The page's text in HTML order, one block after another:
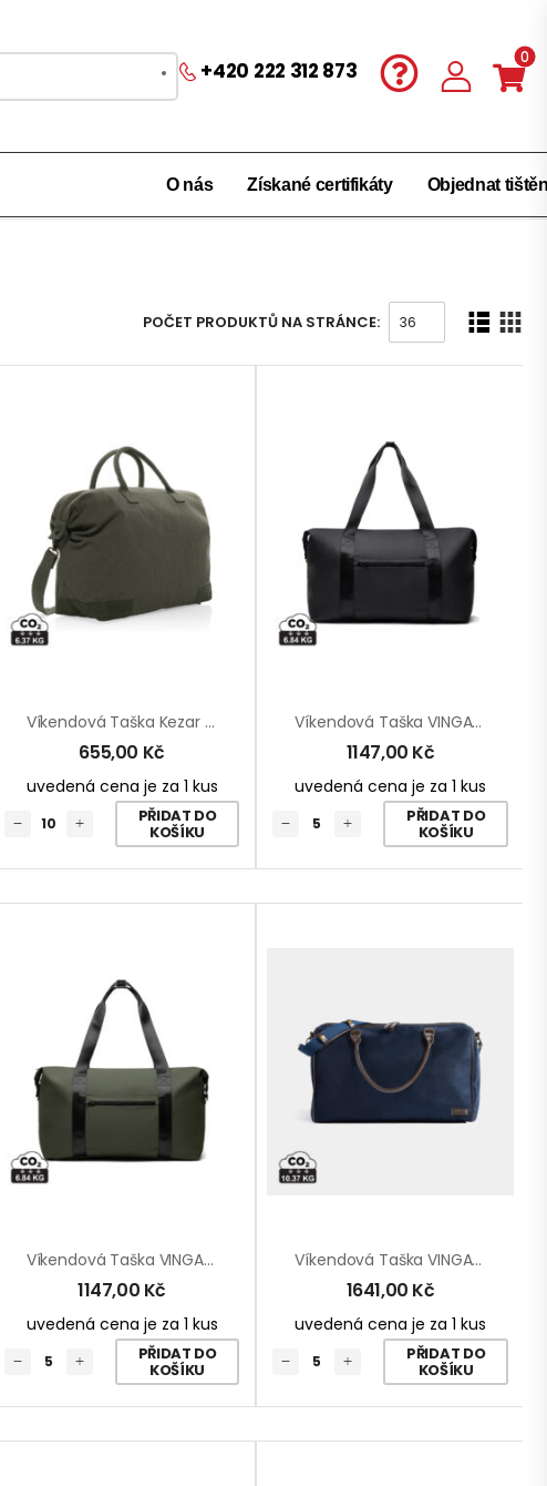
+420 222 312 873
0
O nás Získané certifikáty Objednat
POČET PRODUKTŮ NA STRÁNCE:
Víkendová Taška Kezar Z 500g Recykl. Canvas AWARE™
655,00 Kč
uvedená cena je za 1 kus
PŘIDAT DO
KOŠÍKU
Víkendová Taška VINGA Baltimore Z RCS
1147,00 Kč
uvedená cena je za 1 kus
PŘIDAT DO
KOŠÍKU
Víkendová Taška VINGA Baltimore Z RCS
1147,00 Kč
uvedená cena je za 1 kus
PŘIDAT DO
KOŠÍKU
Víkendová Taška VINGA Hunton
1641,00 Kč
uvedená cena je za 1 kus
PŘIDAT DO
KOŠÍKU